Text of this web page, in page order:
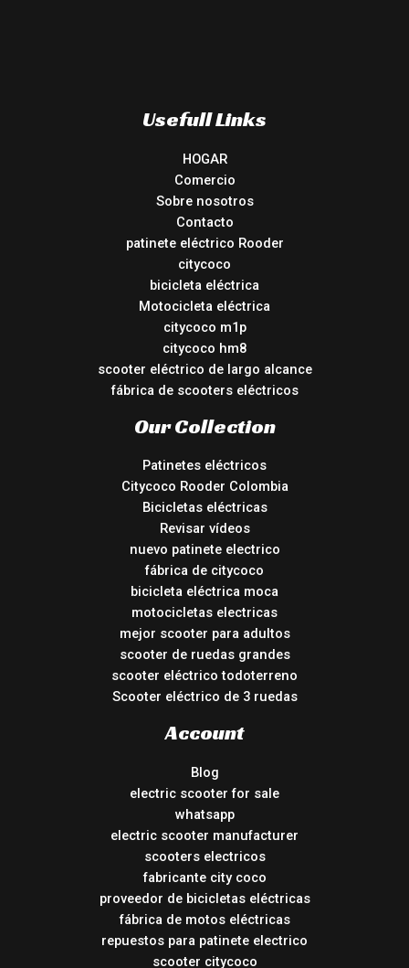
Usefull Links
HOGAR
Comercio
Sobre nosotros
Contacto
patinete eléctrico Rooder
citycoco
bicicleta eléctrica
Motocicleta eléctrica
citycoco m1p
citycoco hm8
scooter eléctrico de largo alcance
fábrica de scooters eléctricos
Our Collection
Patinetes eléctricos
Citycoco Rooder Colombia
Bicicletas eléctricas
Revisar vídeos
nuevo patinete electrico
fábrica de citycoco
bicicleta eléctrica moca
motocicletas electricas
mejor scooter para adultos
scooter de ruedas grandes
scooter eléctrico todoterreno
Scooter eléctrico de 3 ruedas
Account
Blog
electric scooter for sale
whatsapp
electric scooter manufacturer
scooters electricos
fabricante city coco
proveedor de bicicletas eléctricas
fábrica de motos eléctricas
repuestos para patinete electrico
scooter citycoco